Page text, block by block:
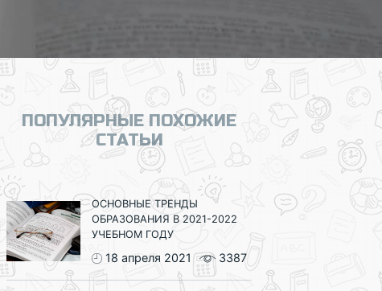
ПОПУЛЯРНЫЕ ПОХОЖИЕ
СТАТЬИ
ОСНОВНЫЕ ТРЕНДЫ
ОБРАЗОВАНИЯ В 2021-2022
УЧЕБНОМ ГОДУ
18 апреля 2021 3387